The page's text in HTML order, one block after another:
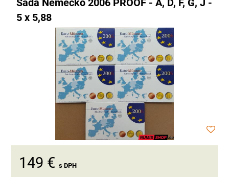
Sada Nemecko 2006 PROOF - A, D, F, G, J -
5 x 5,88
149 € s DPH